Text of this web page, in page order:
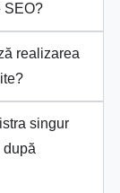
SEO?
realizarea
singur
după